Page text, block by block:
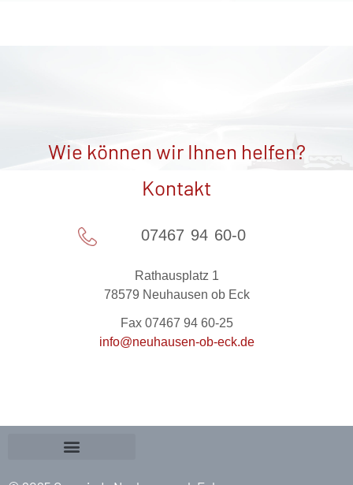
Wie können wir Ihnen helfen?
Kontakt
07467 94 60-0
Rathausplatz 1
78579 Neuhausen ob Eck
Fax 07467 94 60-25
info@neuhausen-ob-eck.de